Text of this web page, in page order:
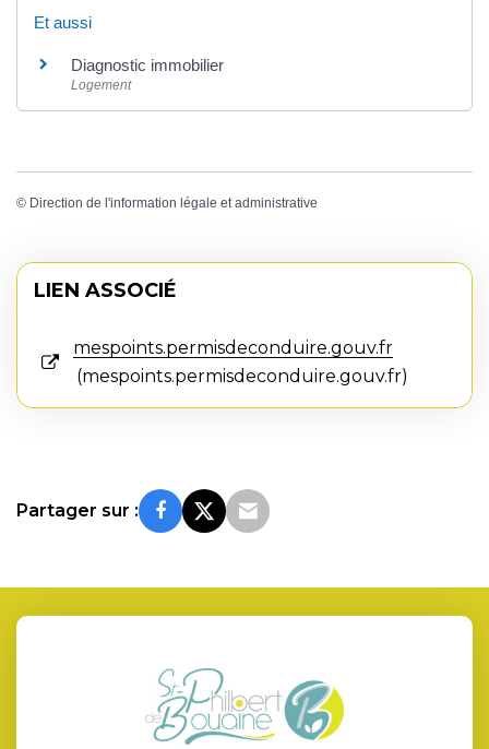
Et aussi
Diagnostic immobilier
Logement
© Direction de l'information légale et administrative
LIEN ASSOCIÉ
mespoints.permisdeconduire.gouv.fr
mespoints.permisdeconduire.gouv.fr
Partager sur :